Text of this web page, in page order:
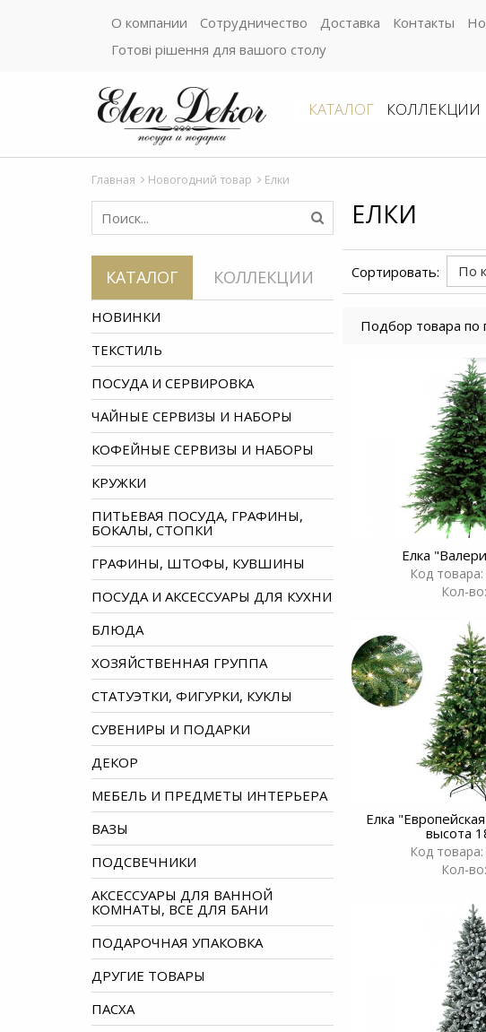
О компании Сотрудничество Доставка Контакты
Готові рішення для вашого столу
КАТАЛОГ КОЛЛЕКЦИИ
Главная Новогодний товар Елки
КАТАЛОГ КОЛЛЕКЦИИ
НОВИНКИ
ТЕКСТИЛЬ
ПОСУДА И СЕРВИРОВКА
ЧАЙНЫЕ СЕРВИЗЫ И НАБОРЫ
КОФЕЙНЫЕ СЕРВИЗЫ И НАБОРЫ
КРУЖКИ
ПИТЬЕВАЯ ПОСУДА, ГРАФИНЫ,
БОКАЛЫ, СТОПКИ
ГРАФИНЫ, ШТОФЫ, КУВШИНЫ
ПОСУДА И АКСЕССУАРЫ ДЛЯ КУХНИ
БЛЮДА
ХОЗЯЙСТВЕННАЯ ГРУППА
СТАТУЭТКИ, ФИГУРКИ, КУКЛЫ
СУВЕНИРЫ И ПОДАРКИ
ДЕКОР
МЕБЕЛЬ И ПРЕДМЕТЫ ИНТЕРЬЕРА
ВАЗЫ
ПОДСВЕЧНИКИ
АКСЕССУАРЫ ДЛЯ ВАННОЙ
КОМНАТЫ, ВСЕ ДЛЯ БАНИ
ПОДАРОЧНАЯ УПАКОВКА
ДРУГИЕ ТОВАРЫ
ПАСХА
ЕЛКИ
Сортировать: По
Подбор товара по
Елка
Код
Кол-
Елка
высота
Код
Кол-